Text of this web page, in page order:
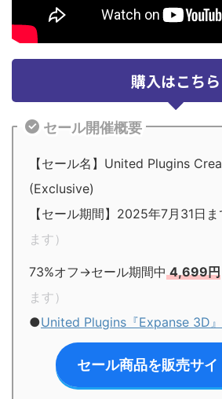
購入はこちら
セール開催概要
【セール名】United Plugins
(Exclusive)
【セール期間】2025年7月31日ま
ます）
73%オフ→セール期間中4,699円
ます）
●United Plugins『Expanse 3D』
セール商品を販売サ